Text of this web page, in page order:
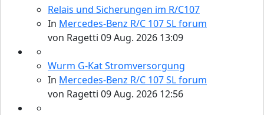
Relais und Sicherungen im R/C107
In Mercedes-Benz R/C 107 SL forum
von Ragetti 09 Aug. 2026 13:09
Wurm G-Kat Stromversorgung
In Mercedes-Benz R/C 107 SL forum
von Ragetti 09 Aug. 2026 12:56